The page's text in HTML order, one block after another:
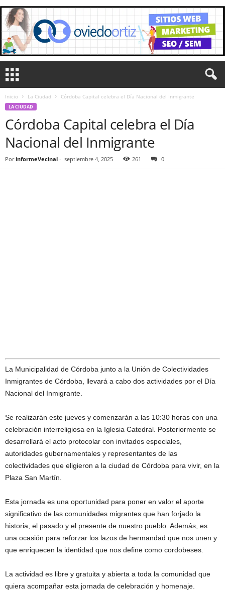
Inicio La Ciudad Córdoba Capital celebra el Día Nacional del Inmigrante
LA CIUDAD
Córdoba Capital celebra el Día
Nacional del Inmigrante
Por informeVecinal - septiembre 4, 2025 261 0
La Municipalidad de Córdoba junto a la Unión de Colectividades
Inmigrantes de Córdoba, llevará a cabo dos actividades por el Día
Nacional del Inmigrante.
Se realizarán este jueves y comenzarán a las 10:30 horas con una
celebración interreligiosa en la Iglesia Catedral. Posteriormente se
desarrollará el acto protocolar con invitados especiales,
autoridades gubernamentales y representantes de las
colectividades que eligieron a la ciudad de Córdoba para vivir, en la
Plaza San Martín.
Esta jornada es una oportunidad para poner en valor el aporte
significativo de las comunidades migrantes que han forjado la
historia, el pasado y el presente de nuestro pueblo. Además, es
una ocasión para reforzar los lazos de hermandad que nos unen y
que enriquecen la identidad que nos define como cordobeses.
La actividad es libre y gratuita y abierta a toda la comunidad que
quiera acompañar esta jornada de celebración y homenaje.